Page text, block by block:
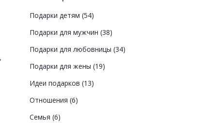
Подарки детям (54)
Подарки для мужчин (38)
Подарки для любовницы (34)
Подарки для жены (19)
Идеи подарков (13)
Отношения (6)
Семья (6)